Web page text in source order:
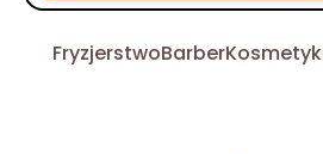
FryzjerstwoBarber